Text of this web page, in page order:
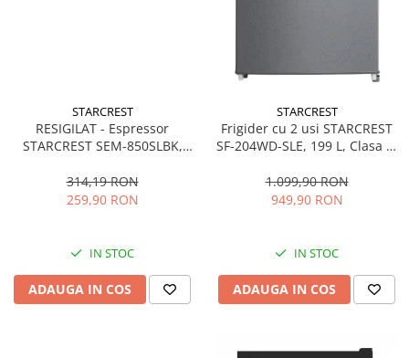
STARCREST
RESIGILAT - Espressor
STARCREST SEM-850SLBK,
detasabil 1.5L, dispozitiv
spumare, filtru dublu din
314,19 RON
259,90 RON
IN STOC
ADAUGA IN COS
STARCREST
Frigider cu 2 usi STARCREST
SF-204WD-SLE, 199 L, Clasa E,
Termostat Ajustabil, Usi
reversibile, H 143 cm, Argintiu
1.099,90 RON
949,90 RON
IN STOC
ADAUGA IN COS